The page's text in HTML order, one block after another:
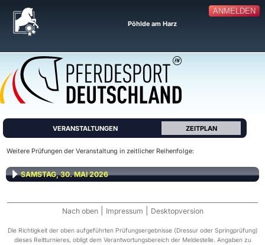
ANMELDEN
Pöhlde am Harz
VERANSTALTUNGEN ZEITPLAN
Weitere Prüfungen der Veranstaltung in zeitlicher Reihenfolge:
SAMSTAG, 30. MAI 2026
Nach oben Impressum Desktopversion
Die Richtigkeit der oben aufgeführten Prüfungsergebnisse (Dressur oder Springprüfung)
dieses Reitturnieres, obligt dem Verantwortungsbereich der Meldestelle. Angaben zu